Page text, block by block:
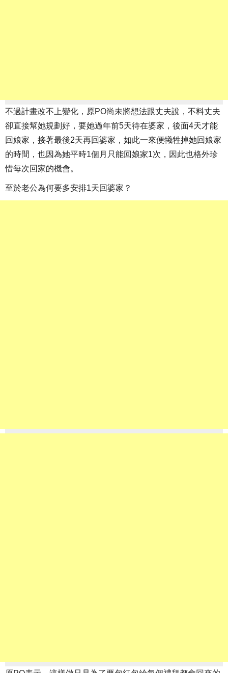
不過計畫改不上變化，原PO尚未將想法跟丈夫說，不料丈夫
卻直接幫她規劃好，要她過年前5天待在婆家，後面4天才能
回娘家，接著最後2天再回婆家，如此一來便犧牲掉她回娘家
的時間，也因為她平時1個月只能回娘家1次，因此也格外珍
惜每次回家的機會。
至於老公為何要多安排1天回婆家？